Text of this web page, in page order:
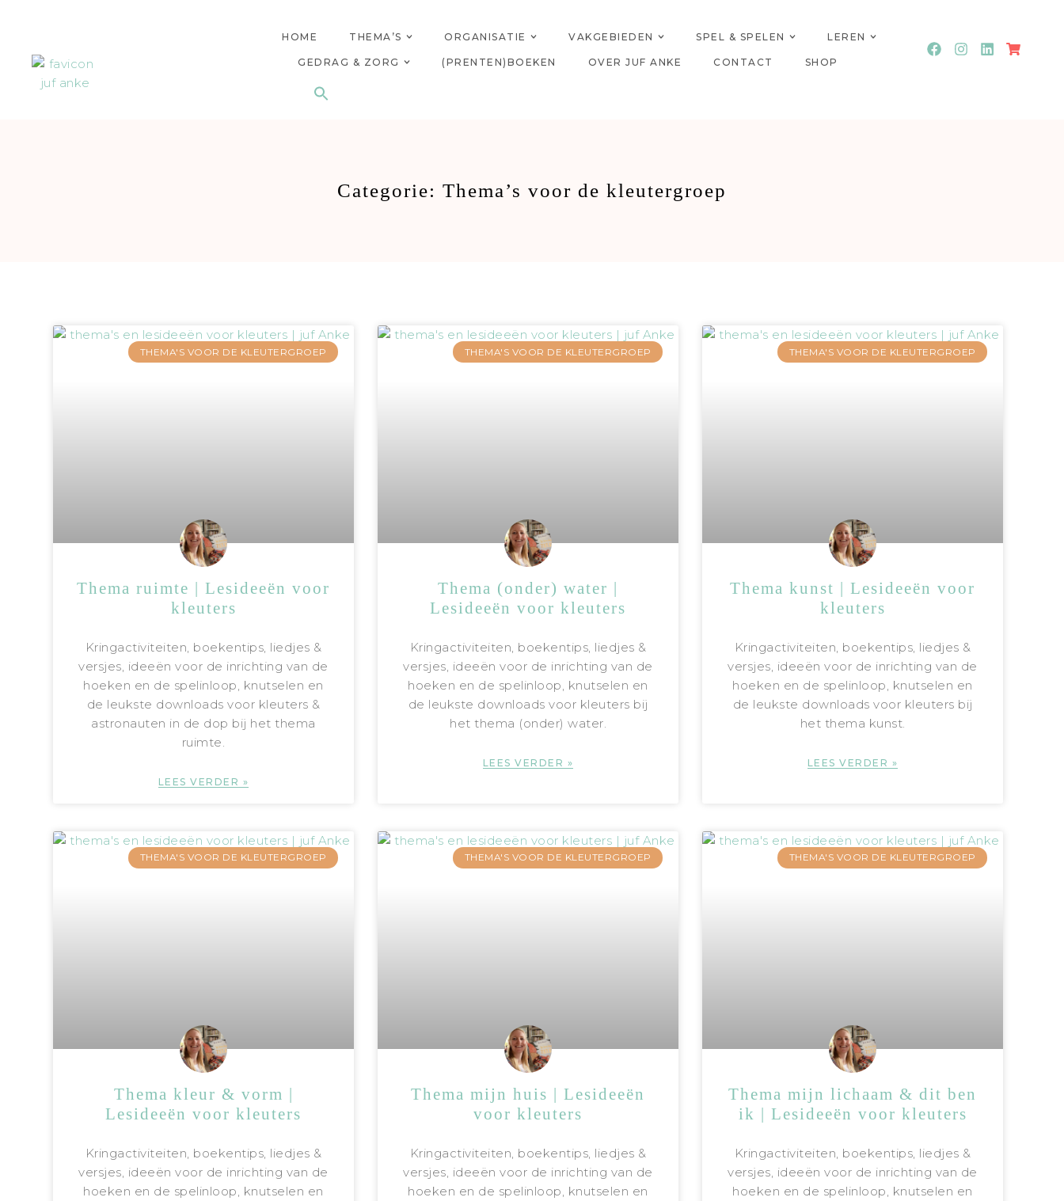
HOME THEMA’S ORGANISATIE VAKGEBIEDEN SPEL & SPELEN LEREN
GEDRAG & ZORG (PRENTEN)BOEKEN OVER JUF ANKE CONTACT SHOP
Categorie: Thema’s voor de kleutergroep
THEMA'S VOOR DE KLEUTERGROEP
Thema ruimte | Lesideeën voor
kleuters
Kringactiviteiten, boekentips, liedjes &
versjes, ideeën voor de inrichting van de
hoeken en de spelinloop, knutselen en
de leukste downloads voor kleuters &
astronauten in de dop bij het thema
ruimte.
LEES VERDER »
THEMA'S VOOR DE KLEUTERGROEP
Thema (onder) water |
Lesideeën voor kleuters
Kringactiviteiten, boekentips, liedjes &
versjes, ideeën voor de inrichting van de
hoeken en de spelinloop, knutselen en
de leukste downloads voor kleuters bij
het thema (onder) water.
LEES VERDER »
THEMA'S VOOR DE KLEUTERGROEP
Thema kunst | Lesideeën voor
kleuters
Kringactiviteiten, boekentips, liedjes &
versjes, ideeën voor de inrichting van de
hoeken en de spelinloop, knutselen en
de leukste downloads voor kleuters bij
het thema kunst.
LEES VERDER »
THEMA'S VOOR DE KLEUTERGROEP
Thema kleur & vorm |
Lesideeën voor kleuters
Kringactiviteiten, boekentips, liedjes &
versjes, ideeën voor de inrichting van de
hoeken en de spelinloop, knutselen en
THEMA'S VOOR DE KLEUTERGROEP
Thema mijn huis | Lesideeën
voor kleuters
Kringactiviteiten, boekentips, liedjes &
versjes, ideeën voor de inrichting van de
hoeken en de spelinloop, knutselen en
THEMA'S VOOR DE KLEUTERGROEP
Thema mijn lichaam & dit ben
ik | Lesideeën voor kleuters
Kringactiviteiten, boekentips, liedjes &
versjes, ideeën voor de inrichting van de
hoeken en de spelinloop, knutselen en